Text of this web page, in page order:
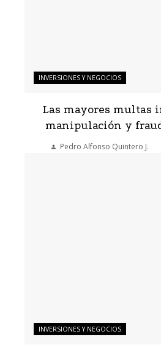
INVERSIONES Y NEGOCIOS
Las mayores multas
manipulación y
Pedro Alfonso Quintero J.
INVERSIONES Y NEGOCIOS